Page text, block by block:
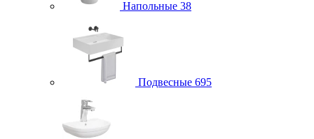
Напольные 38
Подвесные 695